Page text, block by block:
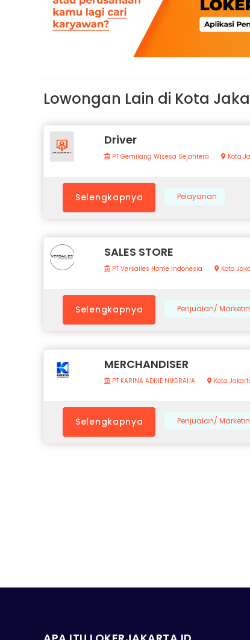
Lowongan Lain di Kota
Driver
PT Gemilang Wisesa Sejahtera Kota
Selengkapnya Pelayanan
SALES STORE
PT Versailes Home Indonesia Kota
Selengkapnya Penjualan/
MERCHANDISER
PT KARINA ADHIE NUGRAHA Kota
Selengkapnya Penjualan/